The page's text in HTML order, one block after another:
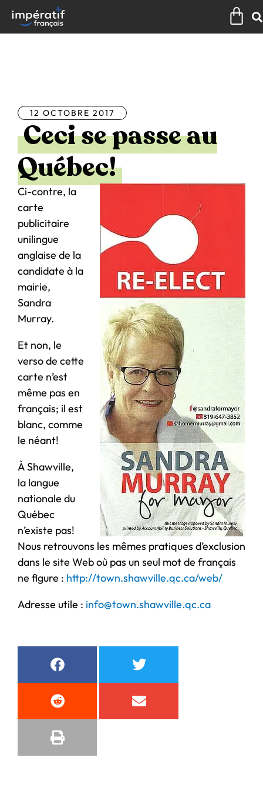
contenu
12 OCTOBRE 2017
Ceci se passe au
Québec!
Ci-contre, la
carte
publicitaire
unilingue
anglaise de la
candidate à la
mairie,
Sandra
Murray.
Et non, le
verso de cette
carte n’est
même pas en
français; il est
blanc, comme
le néant!
À Shawville,
la langue
nationale du
Québec
n’existe pas!
Nous retrouvons les mêmes pratiques d’exclusion
dans le site Web où pas un seul mot de français
ne figure : http://town.shawville.qc.ca/web/
Adresse utile : info@town.shawville.qc.ca